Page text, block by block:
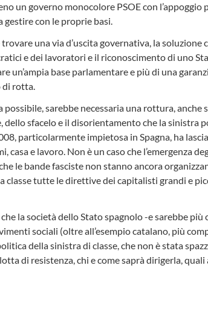
un governo monocolore PSOE con
gestire con le proprie basi.
una via d’uscita governativa, la
e dei lavoratori e il riconoscimento di uno
base parlamentare e più di una
di rotta.
sarebbe necessaria una rottura,
sfacelo e il disorientamento che la
particolarmente impietosa in Spagna, ha
e lavoro. Non è un caso che l’emergenza
le bande fasciste non stanno ancora
tutte le direttive dei capitalisti grandi e
la società dello Stato spagnolo -e sarebbe
sociali (oltre all’esempio catalano, più
della sinistra di classe, che non è stata
di resistenza, chi e come saprà dirigerla,